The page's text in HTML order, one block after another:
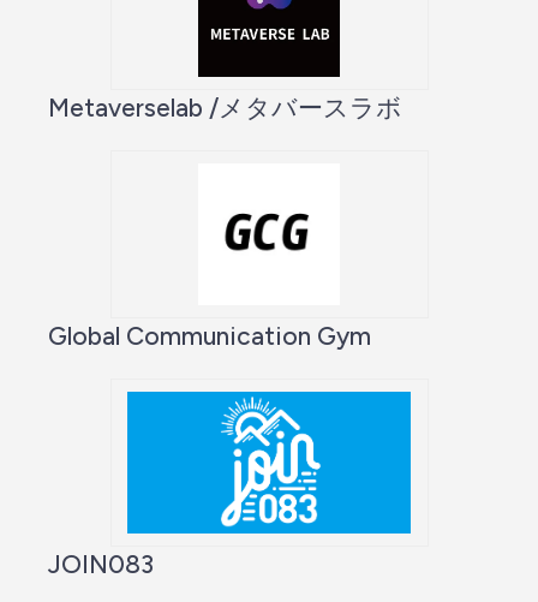
Metaverselab /メタバースラボ
Global Communication Gym
JOIN083